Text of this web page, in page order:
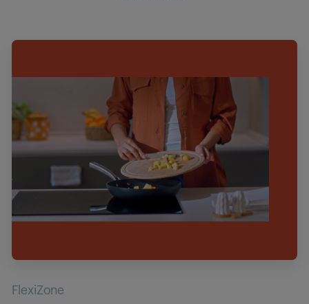
FlexiZone